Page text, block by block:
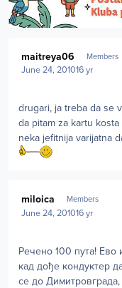
maitreya06 Members
June 24, 201016 yr
drugari, ja treba da se
da pitam za kartu
neka jefitnija varijatna
miloica Members
June 24, 201016 yr
Речено 100 пута! Ево
кад дође кондуктер
се до